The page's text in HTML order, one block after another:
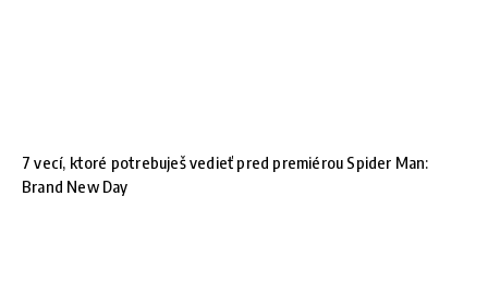
7 vecí, ktoré potrebuješ vedieť pred premiérou Spider Man:
Brand New Day